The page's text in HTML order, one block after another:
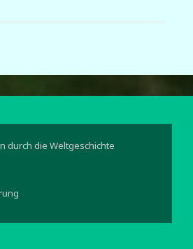
durch die Weltgeschichte